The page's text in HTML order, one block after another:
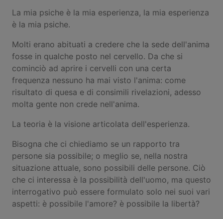
La mia psiche è la mia esperienza, la mia esperienza
è la mia psiche.
Molti erano abituati a credere che la sede dell'anima
fosse in qualche posto nel cervello. Da che si
cominciò ad aprire i cervelli con una certa
frequenza nessuno ha mai visto l'anima: come
risultato di quesa e di consimili rivelazioni, adesso
molta gente non crede nell'anima.
La teoria è la visione articolata dell'esperienza.
Bisogna che ci chiediamo se un rapporto tra
persone sia possibile; o meglio se, nella nostra
situazione attuale, sono possibili delle persone. Ciò
che ci interessa è la possibilità dell'uomo, ma questo
interrogativo può essere formulato solo nei suoi vari
aspetti: è possibile l'amore? è possibile la libertà?